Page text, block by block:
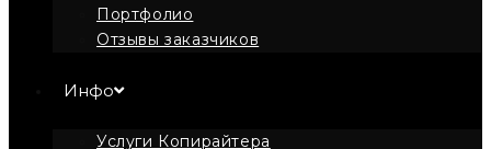
Портфолио
Отзывы заказчиков
Инфо
Услуги Копирайтера